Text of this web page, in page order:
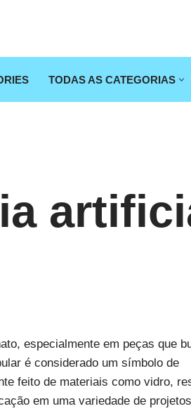
TODAS AS CATEGORIAS
especialmente em peças que
é considerado um símbolo de
feito de materiais como vidro,
em uma variedade de projetos